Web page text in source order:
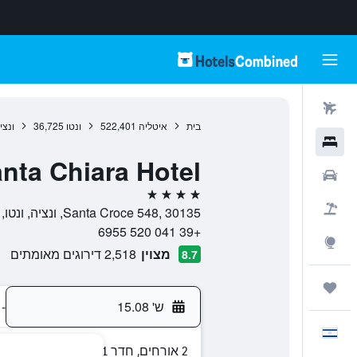
בית איטליה 522,401 ונטו 36,725
Chiara Hotel
4 כוכבים
Santa Croce 548, 30135, ונציה, ונטו, איטליה
+39 041 520 6955
8.7 מצוין 2,518 דירוגים מאומתים
ש' 15.08 -
2 אורחים, חדר 1